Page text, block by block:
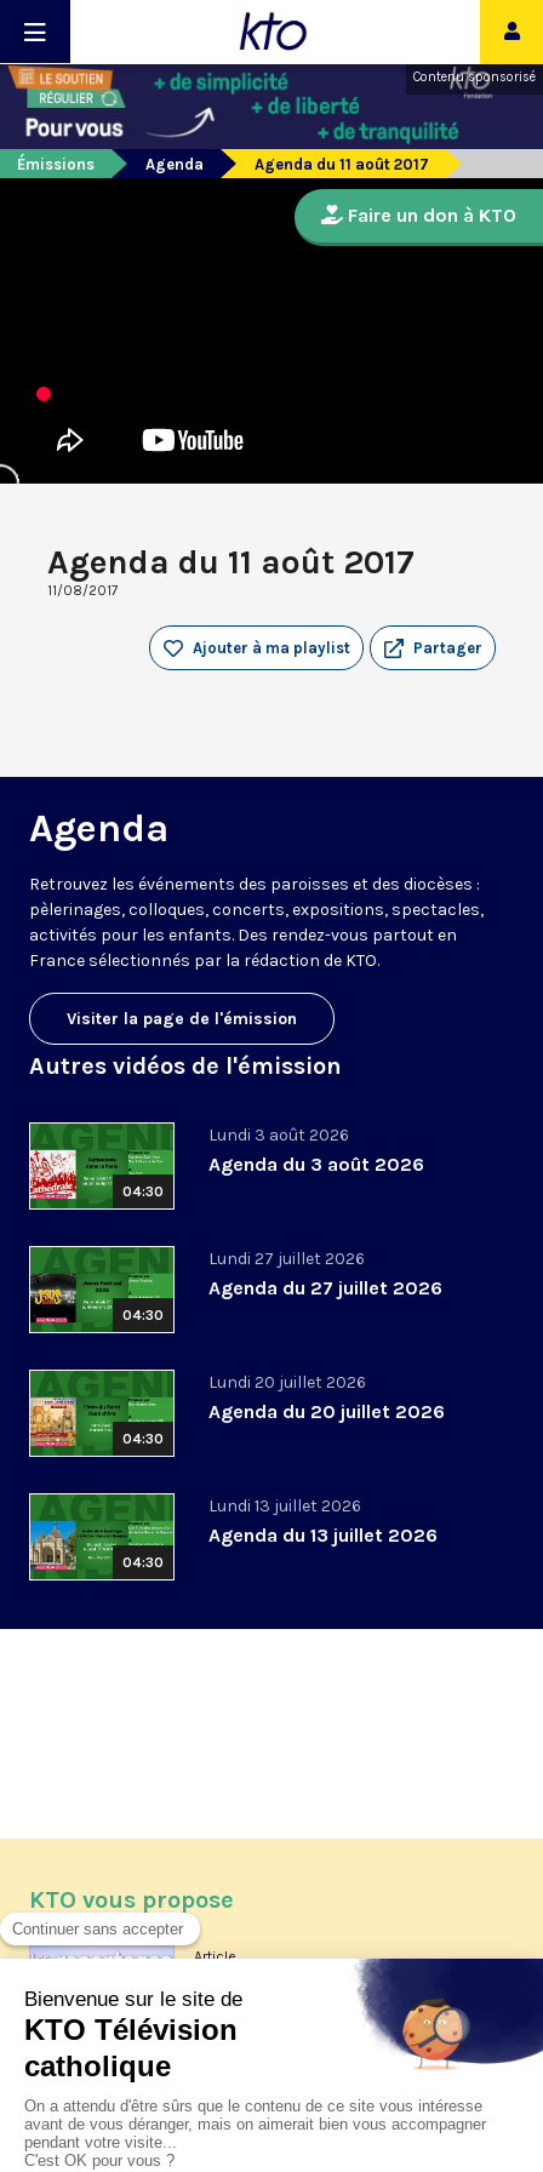
Contenu sponsorisé
Émissions Agenda Agenda du 11 août 2017
Agenda du 11 août 2017
11/08/2017
Partager
Ajouter à ma playlist
Agenda
Retrouvez les événements des paroisses et des diocèses :
pèlerinages, colloques, concerts, expositions, spectacles,
activités pour les enfants. Des rendez-vous partout en
France sélectionnés par la rédaction de KTO.
Visiter la page de l'émission
Autres vidéos de l'émission
04:30
Lundi 3 août 2026
Agenda du 3 août 2026
04:30
Lundi 27 juillet 2026
Agenda du 27 juillet 2026
04:30
Lundi 20 juillet 2026
Agenda du 20 juillet 2026
04:30
Lundi 13 juillet 2026
Agenda du 13 juillet 2026
Faire un don à KTO
KTO vous propose
Article
Les reportages d'été 2026 de KTO
La visite pastorale du pape Léon
XIV à Assise à suivre sur KTO le
jeudi 6 août